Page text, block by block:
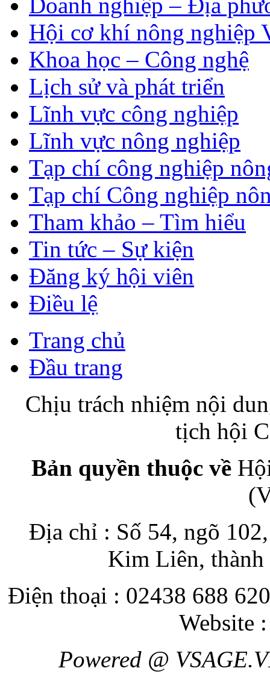
Hội cơ khí nông nghiệp
Khoa học – Công nghệ
Lịch sử và phát triển
Lĩnh vực công nghiệp
Lĩnh vực nông nghiệp
Tạp chí công nghiệp
Tạp chí Công nghiệp
Tham khảo – Tìm hiểu
Tin tức – Sự kiện
Đăng ký hội viên
Điều lệ
Trang chủ
Đầu trang
Chịu trách nhiệm nội
tịch hội
Bản quyền thuộc về
Địa chỉ : Số 54, ngõ
Kim Liên,
Điện thoại : 02438 688
Website
Powered @